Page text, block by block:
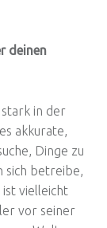
deinen
in der
akkurate,
Dinge zu
sich betreibe,
vielleicht
vor seiner